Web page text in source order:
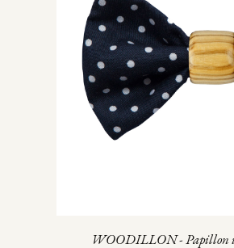
WOODILLON - Papillon